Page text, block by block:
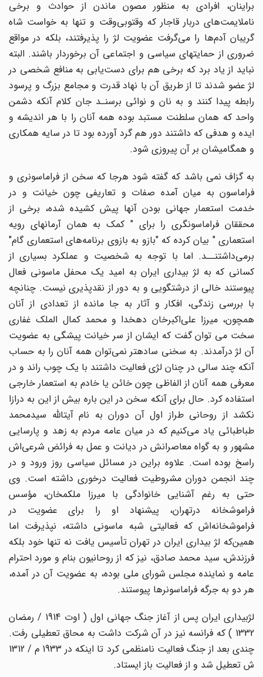
براینان، افرادی به منظور مصون ماندن از حوادث و برخی
ناملایمت‌های دربار قاجار که وقت­و­بی‌وقت و تنها به خواست شاه
گریبان آدم‌ها را می‌گرفت عضویت لژ را پذیرفتند، بلکه در مواقع
ضروری از حمایت­های سیاسی و اجتماعی آن برخوردار باشند. البته
نباید از یاد برد که برخی هم برای دست‌یابی به منافع شخصی در
لژ عضو شدند تا از طریق آن با نهاد قدرت و مجامع بزرگ و پرسود
رابطه پیدا کنند و به نان و نوائی برسنـد جان کلام آنکه دشمن
واحد که همان سلطنت مستبد بوده همه آنان را با هر اندیشه و
ایده و هدفی که داشتند دور هم گرد آورده بود تا در سایه همکاری
و همگامی‎شان بر آن پیروزی شود.
به گزاف نمی باشد که گفته شود هرجا که سخن از فراماسونری و
فراماسون به میان آمده صفات و تعاریفی چون خیانت و در
خدمت استعمار جهانی بودن آن‎ها پیش کشیده شده، برخی از
محققان فراماسون‎گری را برای " کمک به همان آرمان‎های رویه
استعماری " بیان کرده که "بازو به بازوی برنامه‌های استعماری گام"
برمی‌داشتنــد. اما با توجه به شخصیت و عملکرد بسیاری از
کسانی که به لژ بیداری ایران به امید یک محفل ماسونی فعال
پیوستند خالی از درشت‎گویی و به دور از نقدپذیری نیست. چنانچه
با بررسی زندگی، افکار و آثار به جا مانده از تعدادی از آنان
همچون، میرزا علی‌اکبر‌خان دهخدا و محمد کمال الملک غفاری
سخت می توان گفت که ایشان از سر خیانت پیشگی به عضویت
آن لژ درآمدند. به سخنی ساده‎تر نمی‌توان همه آنان را به حساب
آنکه چند سالی در چنان لژی فعالیت داشتند با یک چوب راند و در
معرفی همه آنان از الفاظی چون خائن یا خادم به استعمار خارجی
استفاده کرد. حال برای آنکه سخن در این باره بیش از این به درازا
نکشد از روحانی طراز اول آن دوران به نام آیت­الله سید­محمد
طباطبائی یاد می‌کنیم که در میان عامه مردم به زهد و پارسایی
مشهور و به گواه معاصرانش در دیانت و عمل به فرائض شرعی‌اش
راسخ بوده است. علاوه براین در مسائل سیاسی روز ورود و در
چند انجمن دوران مشروطیت فعالیت درخوری داشته است. وی
حتی به رغم آشنایی خانوادگی با میرزا ملکم‎خان، مؤسس
فراموش‎خانه درتهران، پیشنهاد او را برای عضویت در
فراموش‎خانه‌اش که فعالیتی شبه ماسونی داشته، نپذیرفت اما
همین‌که لژ بیداری ایران در تهران تأسیس یافت نه تنها خود بلکه
فرزندش، سید محمد صادق، نیز که از روحانیون بنام و مورد احترام
عامه و نماینده مجلس شورای ملی بوده، به عضویت آن در آمده،
هر دو به جرگه فراماسونرها پیوستند.
لژبیداری ایران پس از آغاز جنگ جهانی اول ( اوت 1914 / رمضان
1332 ) که فرانسه نیز در آن شرکت داشت به محاق تعطیلی رفت.
چندی بعد از جنگ فعالیت نامنظمی کرد تا اینکه در 1933 م / 1312
ش تعطیل شد و از فعالیت باز ایستاد.